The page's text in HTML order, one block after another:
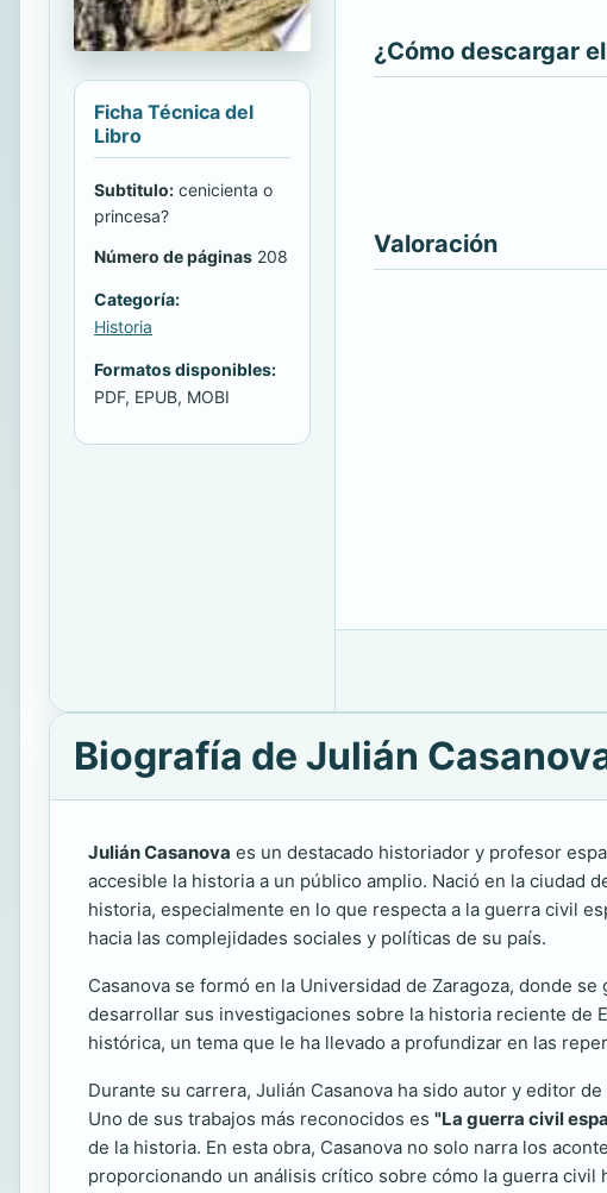
Ficha Técnica del
Libro
Subtitulo: cenicienta o
princesa?
Número de páginas 208
Categoría:
Historia
Formatos disponibles:
PDF, EPUB, MOBI
¿Cómo descargar
Valoración
Biografía de Julián
Julián Casanova es un destacado historiador y profesor
accesible la historia a un público amplio. Nació en la ciudad
historia, especialmente en lo que respecta a la guerra civil
hacia las complejidades sociales y políticas de su país.
Casanova se formó en la Universidad de Zaragoza, donde
desarrollar sus investigaciones sobre la historia reciente de
histórica, un tema que le ha llevado a profundizar en las
Durante su carrera, Julián Casanova ha sido autor y editor
Uno de sus trabajos más reconocidos es "La guerra civil
de la historia. En esta obra, Casanova no solo narra los
proporcionando un análisis crítico sobre cómo la guerra